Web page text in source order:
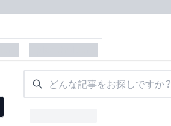
どんな記事をお探しですか？